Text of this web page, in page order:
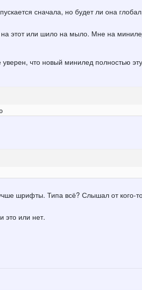
сначала, но будет ли она
этот или шило на мыло. Мне на
уверен, что новый минилед полностью
шрифты. Типа всё? Слышал от кого-
это или нет.